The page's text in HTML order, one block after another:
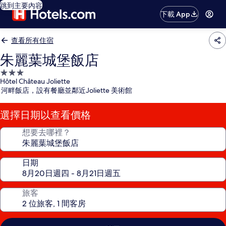
跳到主要內容
下載 App
查看所有住宿
朱麗葉城堡飯店
3.0
星
級
住
宿
Hôtel Château Joliette
河畔飯店，設有餐廳並鄰近Joliette 美術館
選擇日期以查看價格
想要去哪裡？
日期
旅客